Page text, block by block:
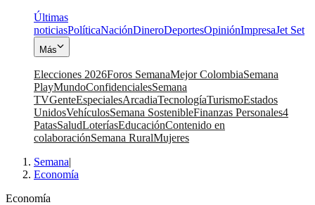
Últimas
noticiasPolíticaNaciónDineroDeportesOpiniónImpresaJet Set
Más
Elecciones 2026Foros SemanaMejor ColombiaSemana
PlayMundoConfidencialesSemana
TVGenteEspecialesArcadiaTecnologíaTurismoEstados
UnidosVehículosSemana SostenibleFinanzas Personales4
PatasSaludLoteríasEducaciónContenido en
colaboraciónSemana RuralMujeres
Semana|
Economía
Economía